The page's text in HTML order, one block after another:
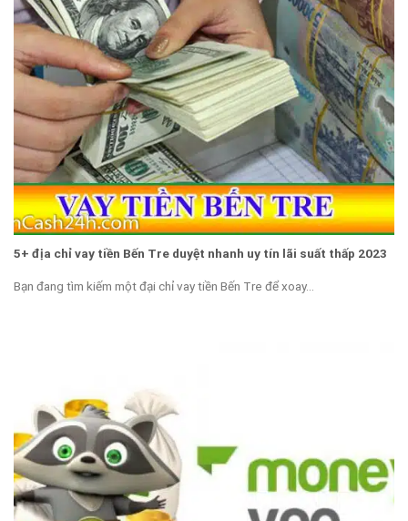
5+ địa chỉ vay tiền Bến Tre duyệt nhanh uy tín lãi suất thấp 2023
Bạn đang tìm kiếm một đại chỉ vay tiền Bến Tre để xoay...